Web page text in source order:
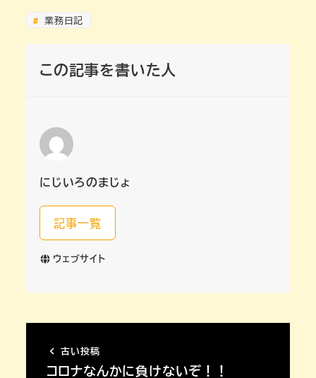
業務日記
この記事を書いた人
にじいろのまじょ
記事一覧
ウェブサイト
古い投稿
コロナなんかに負けないぞ！！